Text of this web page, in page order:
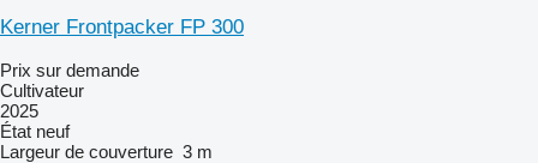
Kerner Frontpacker FP 300
Prix sur demande
Cultivateur
2025
État neuf
Largeur de couverture 3 m